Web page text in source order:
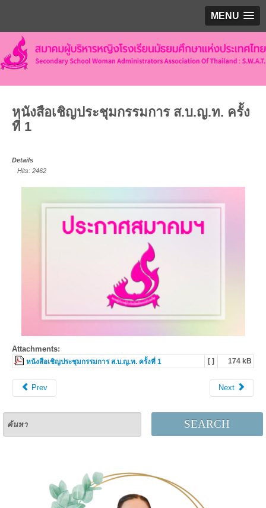
MENU
หนังสือเชิญประชุมกรรมการ ส.บ.ญ.ท. ครั้ง
ที่ 1
Details
Hits: 2462
Attachments:
หนังสือเชิญประชุมกรรมการ ส.บ.ญ.ท. ครั้งที่ 1 [ ] 174 kB
Prev Next
SEARCH